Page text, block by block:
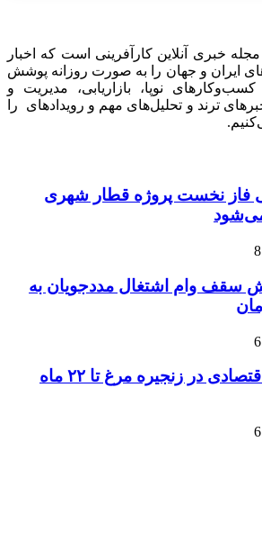
خبری آنلاین کارآفرینی است که اخبار
ایران و جهان را به صورت روزانه پوشش
نوپا، بازاریابی، مدیریت و
ترند و تحلیل‌های مهم و رویدادهای را
فاز نخست پروژه قطار شهری
8
سقف وام اشتغال مددجویان به
6
اثر شوک‌های اقتصادی در زنجیره مرغ تا ۲۲ ماه
6